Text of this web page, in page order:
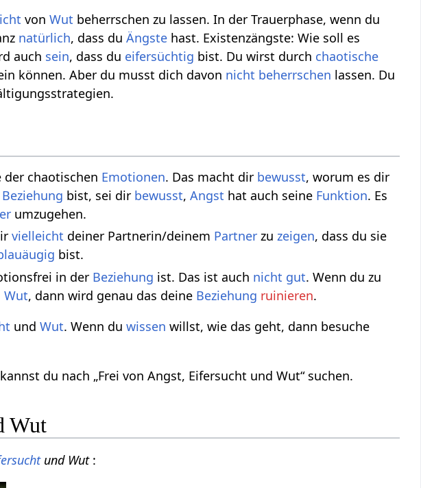
vonWut beherrschen zu lassen. In der Trauerphase, wenn du
natürlich, dass duÄngste hast. Existenzängste: Wie soll es
auch sein, dass du eifersüchtig bist. Du wirst durch chaotische
können. Aber du musst dich davon nicht beherrschen lassen. Du
der chaotischen Emotionen. Das macht dir bewusst, worum es dir
Beziehung bist, sei dir bewusst,Angst hat auch seine Funktion. Es
umzugehen.
vielleicht deiner Partnerin/deinem Partner zuzeigen, dass du sie
bist.
in der Beziehung ist. Das ist auch nicht gut. Wenn du zu
Wut, dann wird genau das deine Beziehung ruinieren.
undWut. Wenn duwissen willst, wie das geht, dann besuche
du nach „Frei von Angst, Eifersucht und Wut“ suchen.
Wut
und Wut :